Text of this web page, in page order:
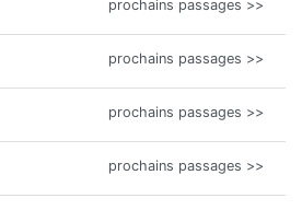
prochains passages >>
prochains passages >>
prochains passages >>
prochains passages >>